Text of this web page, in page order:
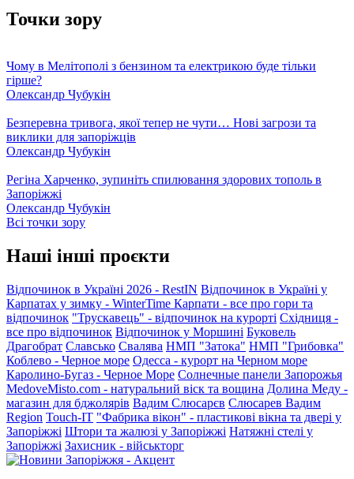
Точки зору
Чому в Мелітополі з бензином та електрикою буде тільки
гірше?
Олександр Чубукін
Безперевна тривога, якої тепер не чути… Нові загрози та
виклики для запоріжців
Олександр Чубукін
Регіна Харченко, зупиніть спилювання здорових тополь в
Запоріжжі
Олександр Чубукін
Всі точки зору
Наші інші проєкти
Відпочинок в Україні 2026 - RestIN Відпочинок в Україні у
Карпатах у зимку - WinterTime Карпати - все про гори та
відпочинок "Трускавець" - відпочинок на курорті Східниця -
все про відпочинок Відпочинок у Моршині Буковель
Драгобрат Славсько Свалява НМП "Затока" НМП "Грибовка"
Коблево - Черное море Одесса - курорт на Черном море
Каролино-Бугаз - Черное Море Солнечные панели Запорожья
MedoveMisto.com - натуральний віск та вощина Долина Меду -
магазин для бджолярів Вадим Слюсарєв Слюсарев Вадим
Region Touch-IT "Фабрика вікон" - пластикові вікна та двері у
Запоріжжі Штори та жалюзі у Запоріжжі Натяжні стелі у
Запоріжжі Захисник - військторг